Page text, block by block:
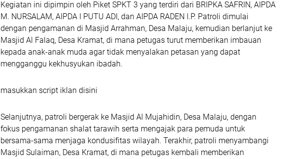
Kegiatan ini dipimpin oleh Piket SPKT 3 yang terdiri dari BRIPKA SAFRIN, AIPDA
M. NURSALAM, AIPDA I PUTU ADI, dan AIPDA RADEN I.P. Patroli dimulai
dengan pengamanan di Masjid Arrahman, Desa Malaju, kemudian berlanjut ke
Masjid Al Falaq, Desa Kramat, di mana petugas turut memberikan imbauan
kepada anak-anak muda agar tidak menyalakan petasan yang dapat
mengganggu kekhusyukan ibadah.
masukkan script iklan disini
Selanjutnya, patroli bergerak ke Masjid Al Mujahidin, Desa Malaju, dengan
fokus pengamanan shalat tarawih serta mengajak para pemuda untuk
bersama-sama menjaga kondusifitas wilayah. Terakhir, patroli menyambangi
Masjid Sulaiman, Desa Kramat, di mana petugas kembali memberikan